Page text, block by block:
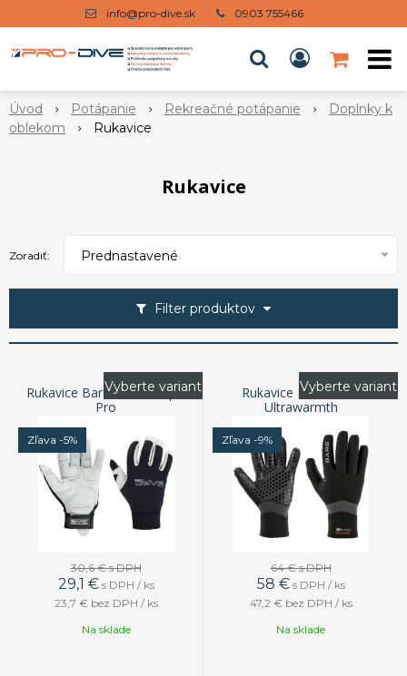
info@pro-dive.sk 0903 755466
Úvod Potápanie Rekreačné potápanie
Doplnky k
oblekom
Rukavice
Rukavice
Filter produktov
Zoradiť: Prednastavené
Rukavice Bare 2mm Tropic
Pro
Zľava -5%
30,6 €s DPH
29,1 € s DPH / ks
23,7 € bez DPH / ks
Vyberte variant
Na sklade
Rukavice Bare 3mm
Ultrawarmth
Zľava -9%
64 €s DPH
58 € s DPH / ks
47,2 € bez DPH / ks
Vyberte variant
Na sklade